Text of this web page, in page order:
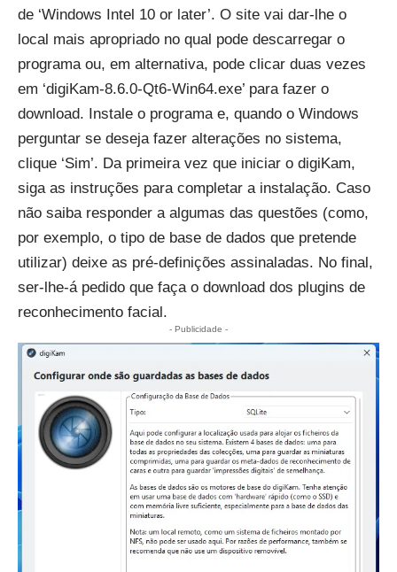
de ‘Windows Intel 10 or later’. O site vai dar-lhe o
local mais apropriado no qual pode descarregar o
programa ou, em alternativa, pode clicar duas vezes
em ‘digiKam-8.6.0-Qt6-Win64.exe’ para fazer o
download. Instale o programa e, quando o Windows
perguntar se deseja fazer alterações no sistema,
clique ‘Sim’. Da primeira vez que iniciar o digiKam,
siga as instruções para completar a instalação. Caso
não saiba responder a algumas das questões (como,
por exemplo, o tipo de base de dados que pretende
utilizar) deixe as pré-definições assinaladas. No final,
ser-lhe-á pedido que faça o download dos plugins de
reconhecimento facial.
- Publicidade -